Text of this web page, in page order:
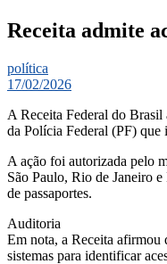
Receita admite
política
17/02/2026
A Receita Federal do Brasil
da Polícia Federal (PF) que
A ação foi autorizada pelo
São Paulo, Rio de Janeiro
de passaportes.
Auditoria
Em nota, a Receita afirmou
sistemas para identificar